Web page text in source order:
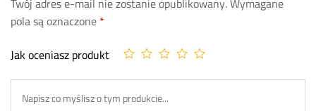
pola są oznaczone*
Jak oceniasz produkt